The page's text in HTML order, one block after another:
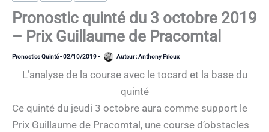
Pronostic quinté du 3 octobre 2019
– Prix Guillaume de Pracomtal
Pronostics Quinté-02/10/2019- Auteur :Anthony Prioux
L’analyse de la course avec le tocard et la base du
quinté
Ce quinté du jeudi 3 octobre aura comme support le
Prix Guillaume de Pracomtal, une course d’obstacles